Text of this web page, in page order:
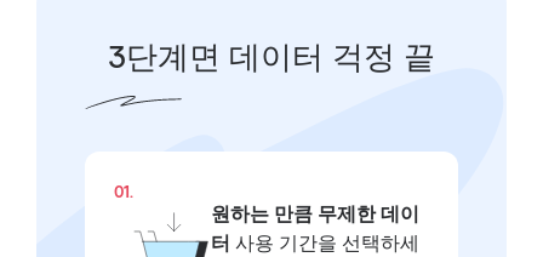
3단계면 데이터 걱정 끝
01.
원하는 만큼 무제한 데이
터 사용 기간을 선택하세